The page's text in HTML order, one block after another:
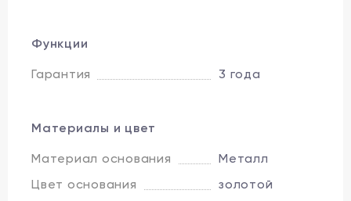
Функции
Гарантия 3 года
Материалы и цвет
Материал основания
Металл
Цвет основания
золотой